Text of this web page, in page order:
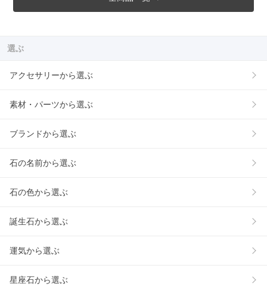
選ぶ
アクセサリーから選ぶ
素材・パーツから選ぶ
ブランドから選ぶ
石の名前から選ぶ
石の色から選ぶ
誕生石から選ぶ
運気から選ぶ
星座石から選ぶ